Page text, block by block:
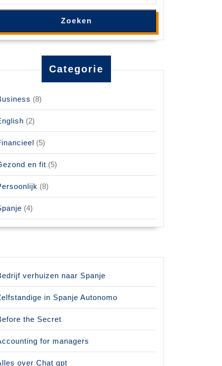
Zoeken
Categorie
(8)
(2)
(5)
en fit (5)
(8)
(4)
verhuizen naar Spanje
in Spanje Autonomo
the Secret
for managers
over Chat gpt